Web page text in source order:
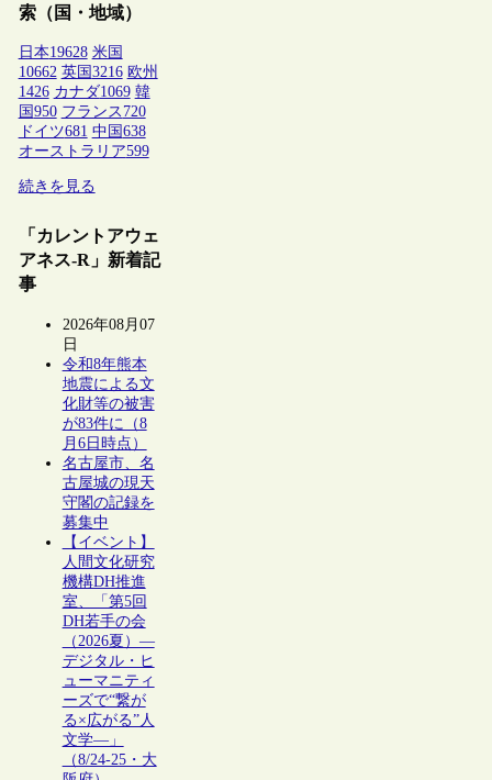
索（国・地域）
日本19628 米国
10662 英国 3216 欧州
1426 カナダ1069 韓
国 950 フランス 720
ドイツ681 中国 638
オーストラリア599
続きを見る
「カレントアウェ
アネス-R」新着記
事
2026年08月07
日
令和8年熊本
地震による文
化財等の被害
が83件に（8
月6日時点）
名古屋市、名
古屋城の現天
守閣の記録を
募集中
【イベント】
人間文化研究
機構DH推進
室、「第5回
DH若手の会
（2026夏）―
デジタル・ヒ
ューマニティ
ーズで“繋が
る×広がる”人
文学―」
（8/24-25・大